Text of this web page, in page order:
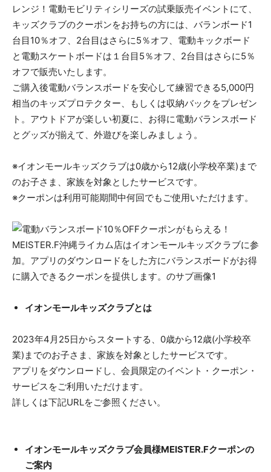
レンジ！電動モビリティシリーズの試乗販売イベントにて、
キッズクラブのクーポンをお持ちの方には、バランボード1
台目10％オフ、2台目はさらに5％オフ、電動キックボード
と電動スケートボードは１台目5％オフ、2台目はさらに5％
オフで販売いたします。
ご購入後電動バランスボードを安心して練習できる5,000円
相当のキッズプロテクター、もしくは収納バックをプレゼン
ト。アウトドアが楽しい初夏に、お得に電動バランスボード
とグッズが揃えて、外遊びを楽しみましょう。
※イオンモールキッズクラブは0歳から12歳(小学校卒業)まで
のお子さま、家族を対象としたサービスです。
※クーポンは利用可能期間中何回でもご使用いただけます。
イオンモールキッズクラブとは
2023年4月25日からスタートする、0歳から12歳(小学校卒
業)までのお子さま、家族を対象としたサービスです。
アプリをダウンロードし、会員限定のイベント・クーポン・
サービスをご利用いただけます。
詳しくは下記URLをご参照ください。
イオンモールキッズクラブ会員様MEISTER.Fクーポンの
ご案内